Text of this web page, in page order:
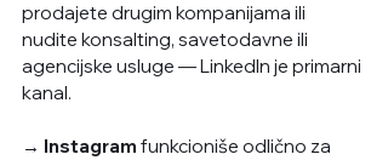
prodajete drugim kompanijama ili
nudite konsalting, savetodavne ili
agencijske usluge — LinkedIn je primarni
kanal.
→ Instagram funkcioniše odlično za